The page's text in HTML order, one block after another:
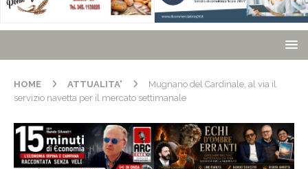
HOME ATTUALITA'
Mugnano del Cardinale, al via il
servizio navetta per il mercato settimanale